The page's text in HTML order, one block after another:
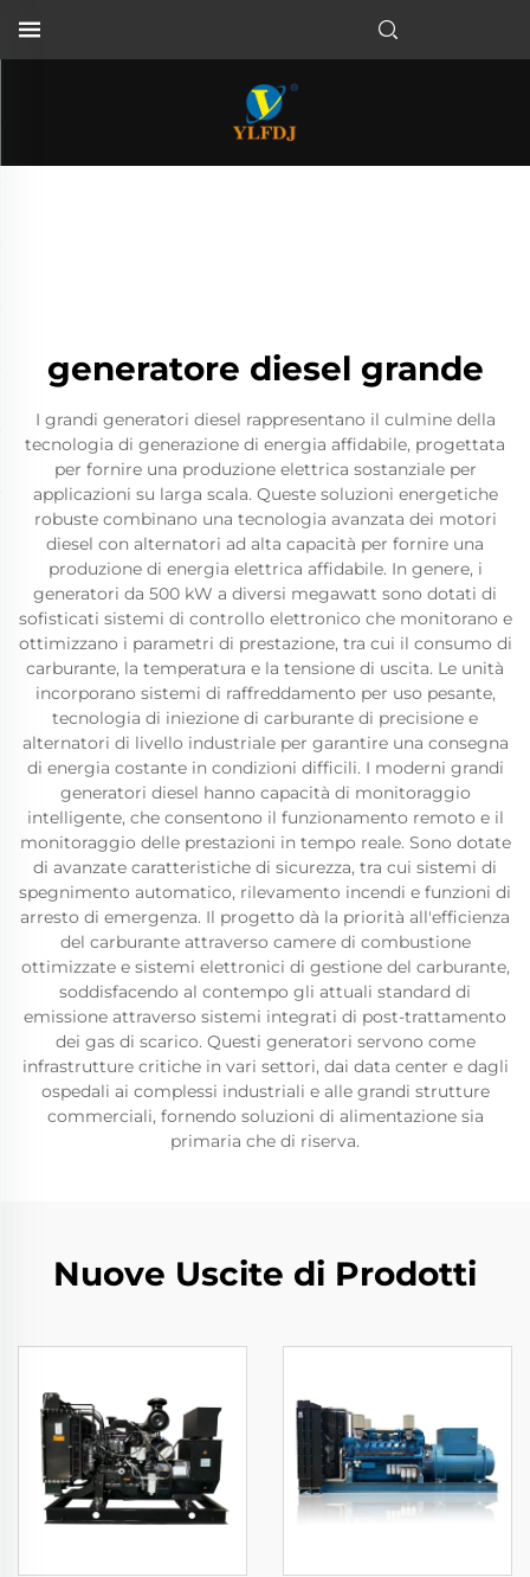
generatore diesel grande
I grandi generatori diesel rappresentano il culmine della
tecnologia di generazione di energia affidabile, progettata
per fornire una produzione elettrica sostanziale per
applicazioni su larga scala. Queste soluzioni energetiche
robuste combinano una tecnologia avanzata dei motori
diesel con alternatori ad alta capacità per fornire una
produzione di energia elettrica affidabile. In genere, i
generatori da 500 kW a diversi megawatt sono dotati di
sofisticati sistemi di controllo elettronico che monitorano e
ottimizzano i parametri di prestazione, tra cui il consumo di
carburante, la temperatura e la tensione di uscita. Le unità
incorporano sistemi di raffreddamento per uso pesante,
tecnologia di iniezione di carburante di precisione e
alternatori di livello industriale per garantire una consegna
di energia costante in condizioni difficili. I moderni grandi
generatori diesel hanno capacità di monitoraggio
intelligente, che consentono il funzionamento remoto e il
monitoraggio delle prestazioni in tempo reale. Sono dotate
di avanzate caratteristiche di sicurezza, tra cui sistemi di
spegnimento automatico, rilevamento incendi e funzioni di
arresto di emergenza. Il progetto dà la priorità all'efficienza
del carburante attraverso camere di combustione
ottimizzate e sistemi elettronici di gestione del carburante,
soddisfacendo al contempo gli attuali standard di
emissione attraverso sistemi integrati di post-trattamento
dei gas di scarico. Questi generatori servono come
infrastrutture critiche in vari settori, dai data center e dagli
ospedali ai complessi industriali e alle grandi strutture
commerciali, fornendo soluzioni di alimentazione sia
primaria che di riserva.
Nuove Uscite di Prodotti